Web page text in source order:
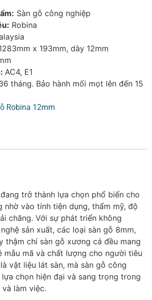
Sàn gỗ công nghiệp
Robina
x 193mm, dày 12mm
AC4, E1
tháng. Bảo hành mối mọt lên đến 15
Robina 12mm
trở thành lựa chọn phổ biến cho
nhờ vào tính tiện dụng, thẩm mỹ, độ
chăng. Với sự phát triển không
sản xuất, các loại sàn gỗ 8mm,
thậm chí sàn gỗ xương cá đều mang
mẫu mã và chất lượng cho người tiêu
vật liệu lát sàn, mà sàn gỗ công
chọn hiện đại và sang trọng trong
làm việc.